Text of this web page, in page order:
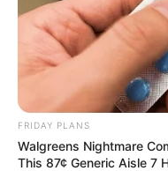
FRIDAY PLANS
Walgreens Nightmare
This 87¢ Generic Aisle 7